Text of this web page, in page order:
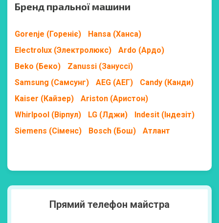
Бренд пральної машини
Gorenje (Гореніє)
Hansa (Ханса)
Electrolux (Электролюкс)
Ardo (Ардо)
Beko (Беко)
Zanussi (Зануссі)
Samsung (Самсунг)
AEG (АЕГ)
Candy (Канди)
Kaiser (Кайзер)
Ariston (Аристон)
Whirlpool (Вірпул)
LG (Лджи)
Indesit (Індезіт)
Siemens (Сіменс)
Bosch (Бош) Атлант
Прямий телефон майстра